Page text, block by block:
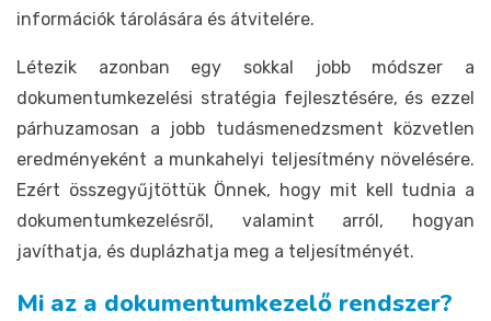
információk tárolására és átvitelére.
Létezik azonban egy sokkal jobb módszer a
dokumentumkezelési stratégia fejlesztésére, és ezzel
párhuzamosan a jobb tudásmenedzsment közvetlen
eredményeként a munkahelyi teljesítmény növelésére.
Ezért összegyűjtöttük Önnek, hogy mit kell tudnia a
dokumentumkezelésről, valamint arról, hogyan
javíthatja, és duplázhatja meg a teljesítményét.
Mi az a dokumentumkezelő rendszer?